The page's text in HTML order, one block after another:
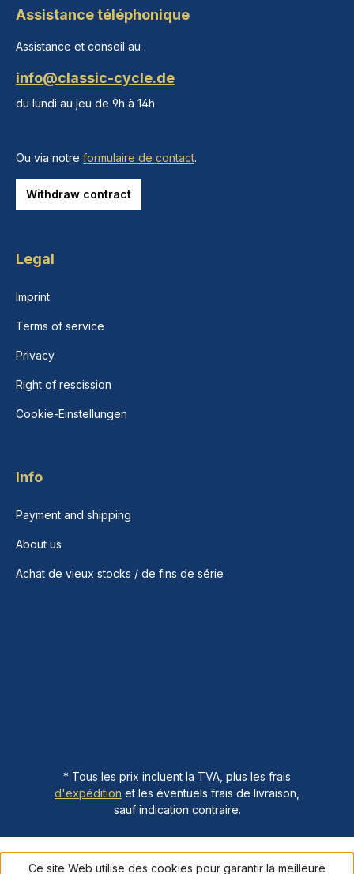
Assistance téléphonique
Assistance et conseil au :
info@classic-cycle.de
du lundi au jeu de 9h à 14h
Ou via notre formulaire de contact.
Withdraw contract
Legal
Imprint
Terms of service
Privacy
Right of rescission
Cookie-Einstellungen
Info
Payment and shipping
About us
Achat de vieux stocks / de fins de série
* Tous les prix incluent la TVA, plus les frais
d'expédition et les éventuels frais de livraison,
sauf indication contraire.
Ce site Web utilise des cookies pour garantir la meilleure